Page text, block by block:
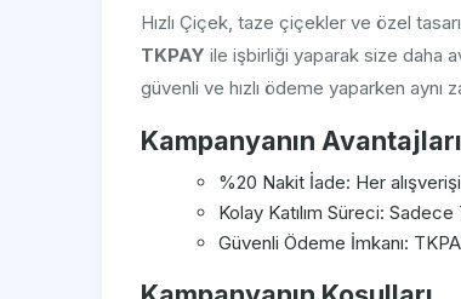
Hızlı Çiçek, taze çiçekler ve özel
TKPAY ile işbirliği yaparak size daha
güvenli ve hızlı ödeme yaparken aynı
Kampanyanın Avantajları
%20 Nakit İade: Her
Kolay Katılım Süreci: Sadece
Güvenli Ödeme İmkanı: